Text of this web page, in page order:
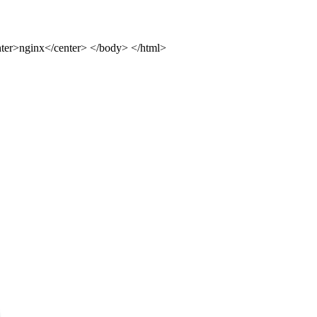
center> </body> </html>